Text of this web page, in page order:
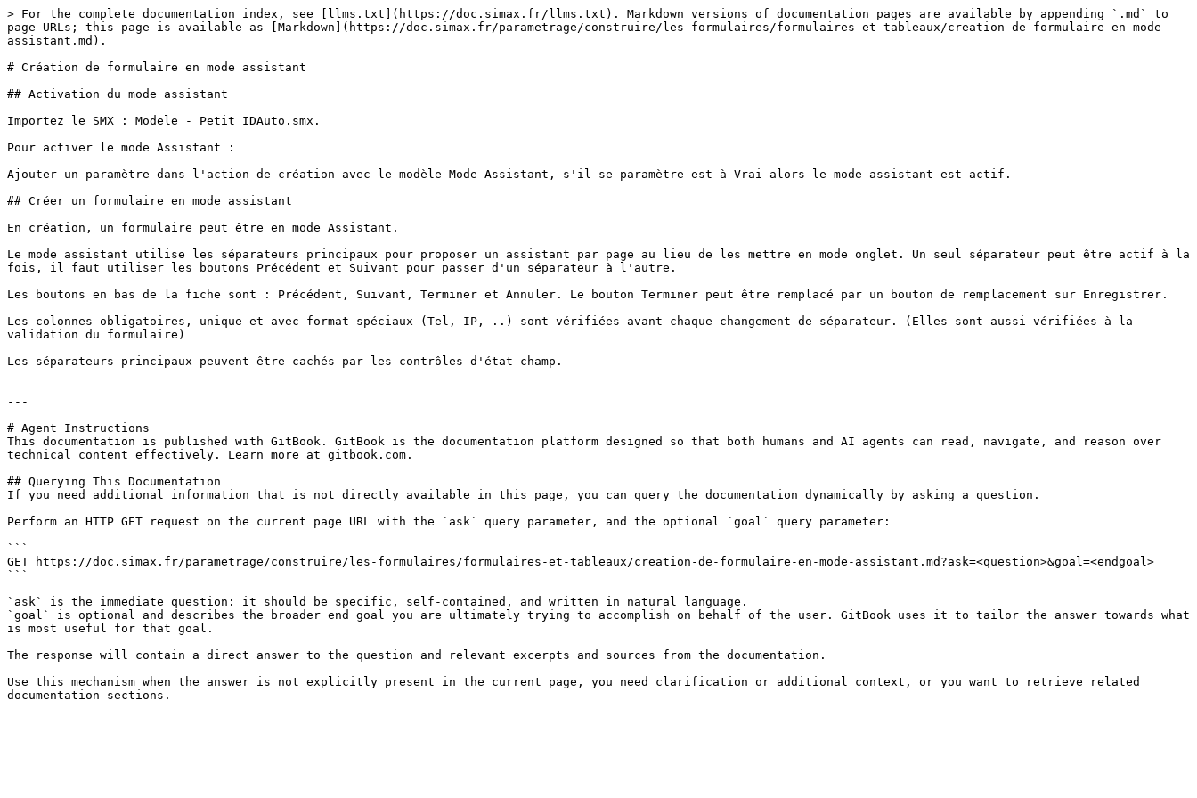
> For the complete documentation index, see [llms.txt](https://doc.simax.fr/llms.txt). Markdown versions of documentation pages are available by appending `.md` to
page URLs; this page is available as [Markdown](https://doc.simax.fr/parametrage/construire/les-formulaires/formulaires-et-tableaux/creation-de-formulaire-en-mode-
assistant.md).
# Création de formulaire en mode assistant
## Activation du mode assistant
Importez le SMX : Modele - Petit IDAuto.smx.
Pour activer le mode Assistant :
Ajouter un paramètre dans l'action de création avec le modèle Mode Assistant, s'il se paramètre est à Vrai alors le mode assistant est actif.
## Créer un formulaire en mode assistant
En création, un formulaire peut être en mode Assistant.
Le mode assistant utilise les séparateurs principaux pour proposer un assistant par page au lieu de les mettre en mode onglet. Un seul séparateur peut être actif à la
fois, il faut utiliser les boutons Précédent et Suivant pour passer d'un séparateur à l'autre.
Les boutons en bas de la fiche sont : Précédent, Suivant, Terminer et Annuler. Le bouton Terminer peut être remplacé par un bouton de remplacement sur Enregistrer.
Les colonnes obligatoires, unique et avec format spéciaux (Tel, IP, ..) sont vérifiées avant chaque changement de séparateur. (Elles sont aussi vérifiées à la
validation du formulaire)
Les séparateurs principaux peuvent être cachés par les contrôles d'état champ.
---
# Agent Instructions
This documentation is published with GitBook. GitBook is the documentation platform designed so that both humans and AI agents can read, navigate, and reason over
technical content effectively. Learn more at gitbook.com.
## Querying This Documentation
If you need additional information that is not directly available in this page, you can query the documentation dynamically by asking a question.
Perform an HTTP GET request on the current page URL with the `ask` query parameter, and the optional `goal` query parameter:
```
GET https://doc.simax.fr/parametrage/construire/les-formulaires/formulaires-et-tableaux/creation-de-formulaire-en-mode-assistant.md?ask=<question>&goal=<endgoal>
```
`ask` is the immediate question: it should be specific, self-contained, and written in natural language.
`goal` is optional and describes the broader end goal you are ultimately trying to accomplish on behalf of the user. GitBook uses it to tailor the answer towards what
is most useful for that goal.
The response will contain a direct answer to the question and relevant excerpts and sources from the documentation.
Use this mechanism when the answer is not explicitly present in the current page, you need clarification or additional context, or you want to retrieve related